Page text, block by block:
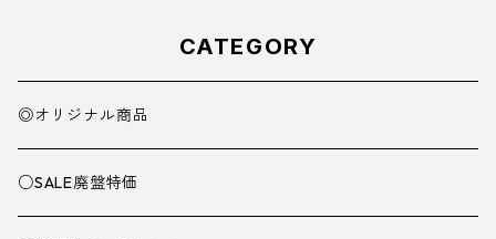
CATEGORY
◎オリジナル商品
○SALE廃盤特価